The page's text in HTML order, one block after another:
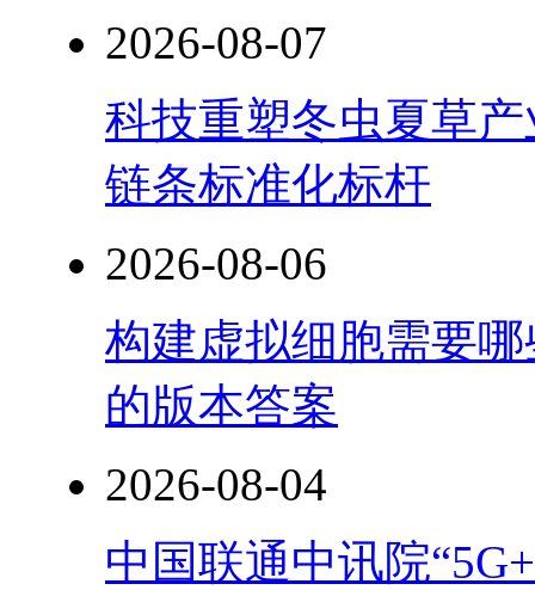
2026-08-07
科技重塑冬虫夏草
链条标准化标杆
2026-08-06
构建虚拟细胞需要
的版本答案
2026-08-04
中国联通中讯院